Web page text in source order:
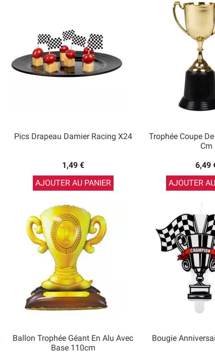
Pics Drapeau Damier Racing X24
1,49 €
AJOUTER AU PANIER
Trophée Coupe
Cm
6,49
AJOUTER
Ballon Trophée Géant En Alu Avec
Base 110cm
Bougie